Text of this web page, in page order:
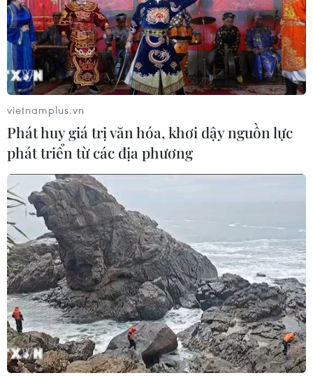
vietnamplus.vn
Phát huy giá trị văn hóa, khơi dậy nguồn lực
phát triển từ các địa phương